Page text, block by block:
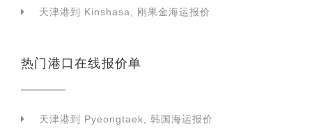
天津港到 Kinshasa, 刚果金海运报价
热门港口在线报价单
天津港到 Pyeongtaek, 韩国海运报价